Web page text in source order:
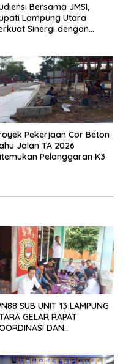
Bersama JMSI,
Lampung Utara
Sinergi dengan
Pekerjaan Cor Beton
Jalan TA 2026
Pelanggaran K3
SUB UNIT 13 LAMPUNG
GELAR RAPAT
DAN